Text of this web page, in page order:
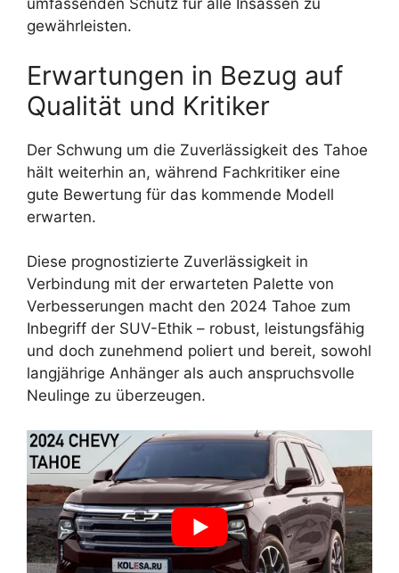
umfassenden Schutz für alle Insassen zu
gewährleisten.
Erwartungen in Bezug auf
Qualität und Kritiker
Der Schwung um die Zuverlässigkeit des Tahoe
hält weiterhin an, während Fachkritiker eine
gute Bewertung für das kommende Modell
erwarten.
Diese prognostizierte Zuverlässigkeit in
Verbindung mit der erwarteten Palette von
Verbesserungen macht den 2024 Tahoe zum
Inbegriff der SUV-Ethik – robust, leistungsfähig
und doch zunehmend poliert und bereit, sowohl
langjährige Anhänger als auch anspruchsvolle
Neulinge zu überzeugen.